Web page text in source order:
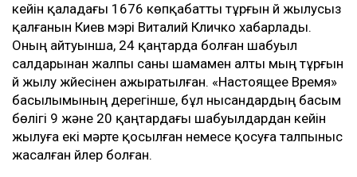
кейін қаладағы 1676 көпқабатты тұрғын үй жылусыз
қалғанын Киев мэрі Виталий Кличко хабарлады.
Оның айтуынша, 24 қаңтарда болған шабуыл
салдарынан жалпы саны шамамен алты мың тұрғын
үй жылу жүйесінен ажыратылған. «Настоящее Время»
басылымының дерегінше, бұл нысандардың басым
бөлігі 9 және 20 қаңтардағы шабуылдардан кейін
жылуға екі мәрте қосылған немесе қосуға талпыныс
жасалған үйлер болған.